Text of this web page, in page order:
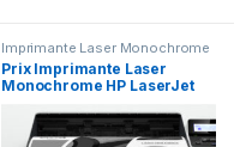
Imprimante Laser Monochrome
Prix Imprimante Laser
Monochrome HP LaserJet
3996.00 – 3996.00